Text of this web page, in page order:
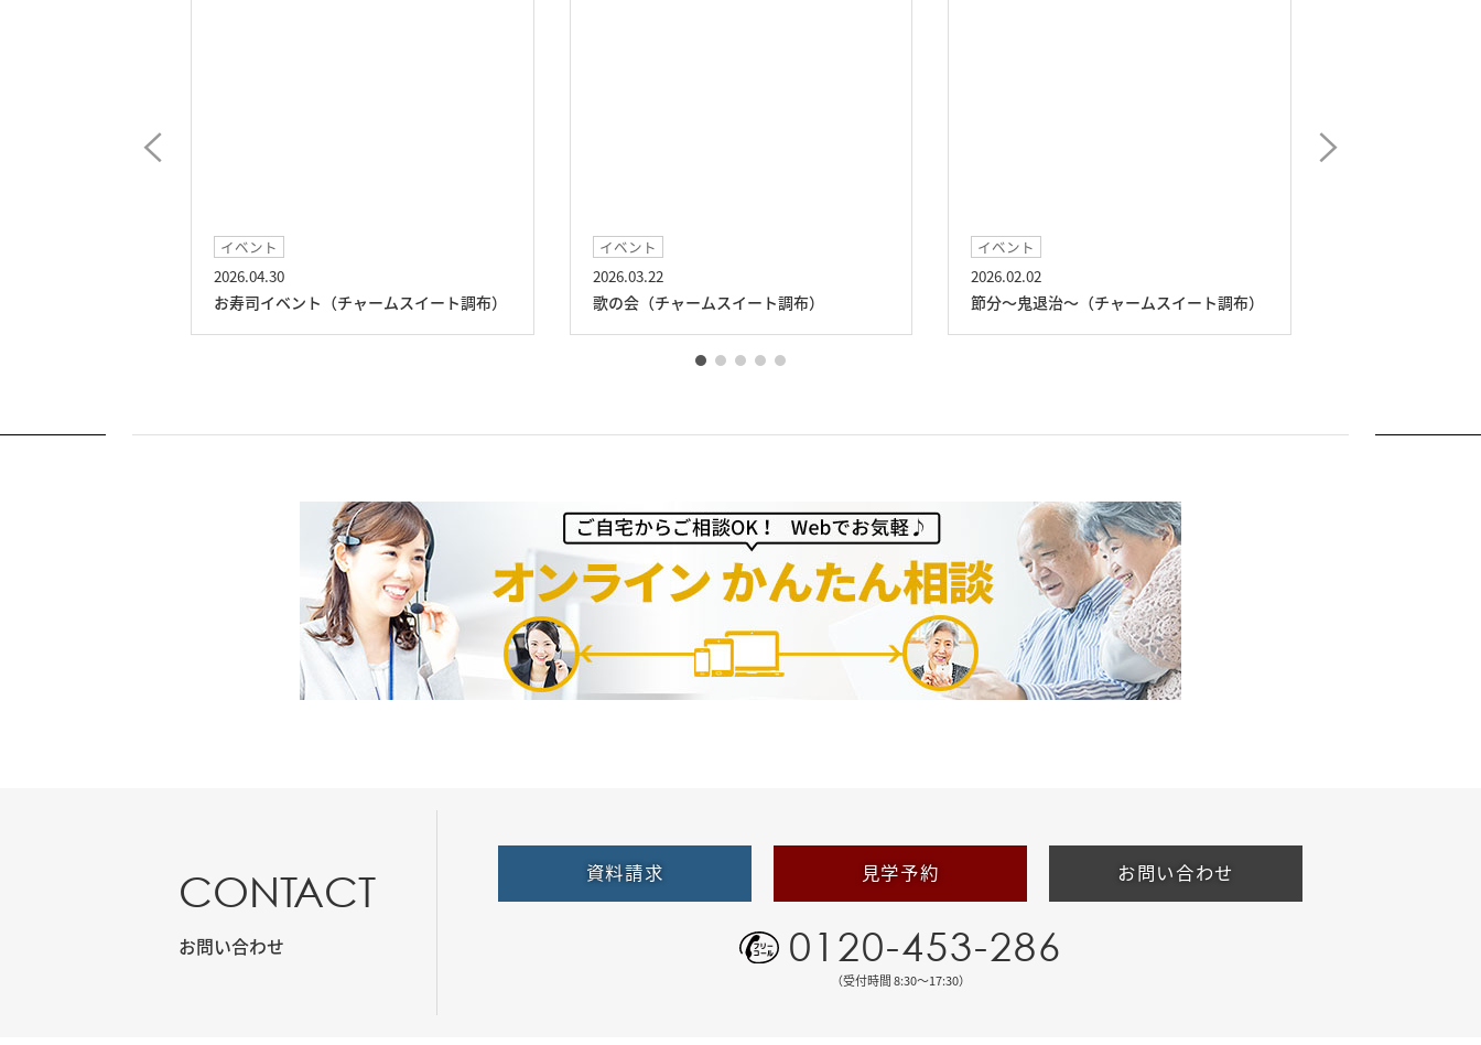
イベント
2026.04.30
お寿司イベント（チャームスイート調布）
イベント
2026.03.22
歌の会（チャームスイート調布）
イベント
2026.02.02
節分～鬼退治～（チャームスイート調布）
CONTACT
お問い合わせ
資料請求 見学予約 お問い合わせ
0120-453-286
（受付時間 8:30〜17:30）